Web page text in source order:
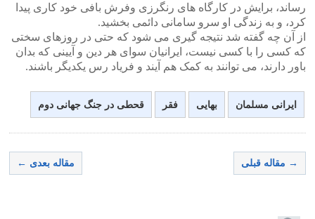
رساند، برایش در کارگاه های رنگرزی وفرش بافی خود کاری پیدا
کرد، و به زندگی او سرو سامانی دائمی بخشید.
از آن چه گفته شد نتیجه گیری می شود که حتی در روزهای سختی
که کسی را با کسی نیست، ایرانیان سوای هر دین و آیینی که بدان
باور دارند، می توانند به کمک هم آیند و فریاد رس یکدیگر باشند.
ایرانی مسلمان بهایی فقر قحطی در جنگ جهانی دوم
→ مقاله قبلی مقاله بعدی ←